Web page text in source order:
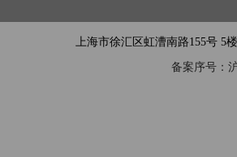
上海市徐汇区虹漕南路155号 5
备案序号：